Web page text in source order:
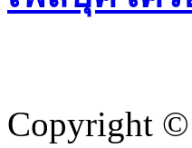
Copyright